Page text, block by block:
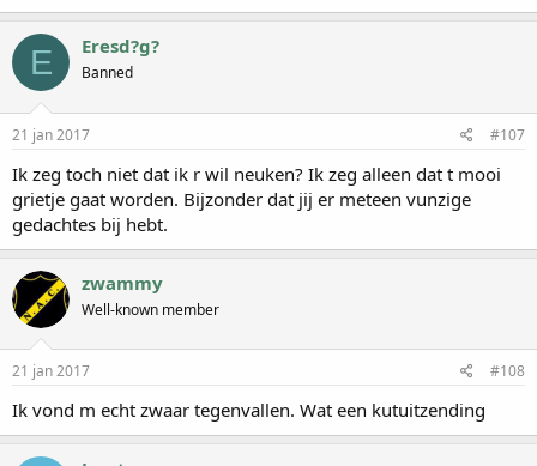
E Eresd?g?
Banned
21 jan 2017 #107
Ik zeg toch niet dat ik r wil neuken? Ik zeg alleen dat t mooi
grietje gaat worden. Bijzonder dat jij er meteen vunzige
gedachtes bij hebt.
zwammy
Well-known member
21 jan 2017 #108
Ik vond m echt zwaar tegenvallen. Wat een kutuitzending